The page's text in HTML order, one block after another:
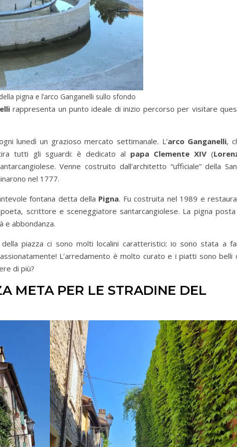
pigna e l’arco Ganganelli sullo sfondo
rappresenta un punto ideale di inizio percorso per visitare
lunedì un grazioso mercato settimanale. L’arco Ganganelli,
tutti gli sguardi: è dedicato al papa Clemente XIV(
Venne costruito dall’architetto “ufficiale” della
nel 1777.
fontana detta della Pigna. Fu costruita nel 1989 e
scrittore e sceneggiatore santarcangiolese. La pigna posta
e abbondanza.
piazza ci sono molti localini caratteristici: io sono stata a
L’arredamento è molto curato e i piatti sono belli
di più?
META PER LE STRADINE DEL